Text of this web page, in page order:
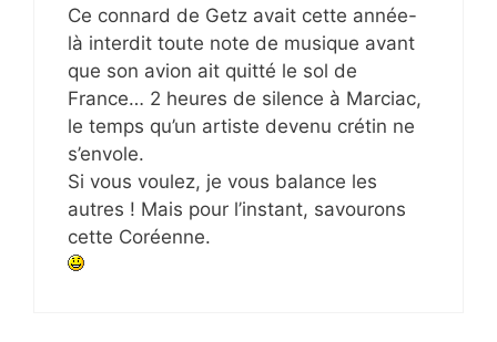
Ce connard de Getz avait cette année-
là interdit toute note de musique avant
que son avion ait quitté le sol de
France… 2 heures de silence à Marciac,
le temps qu’un artiste devenu crétin ne
s’envole.
Si vous voulez, je vous balance les
autres ! Mais pour l’instant, savourons
cette Coréenne.